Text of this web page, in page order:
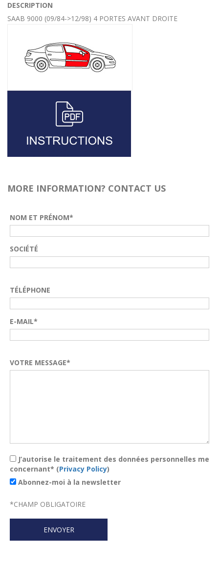
DESCRIPTION
SAAB 9000 (09/84->12/98) 4 PORTES AVANT DROITE
MORE INFORMATION? CONTACT US
NOM ET PRÉNOM*
SOCIÉTÉ
TÉLÉPHONE
E-MAIL*
VOTRE MESSAGE*
J’autorise le traitement des données personnelles me
concernant* (Privacy Policy)
Abonnez-moi à la newsletter
*CHAMP OBLIGATOIRE